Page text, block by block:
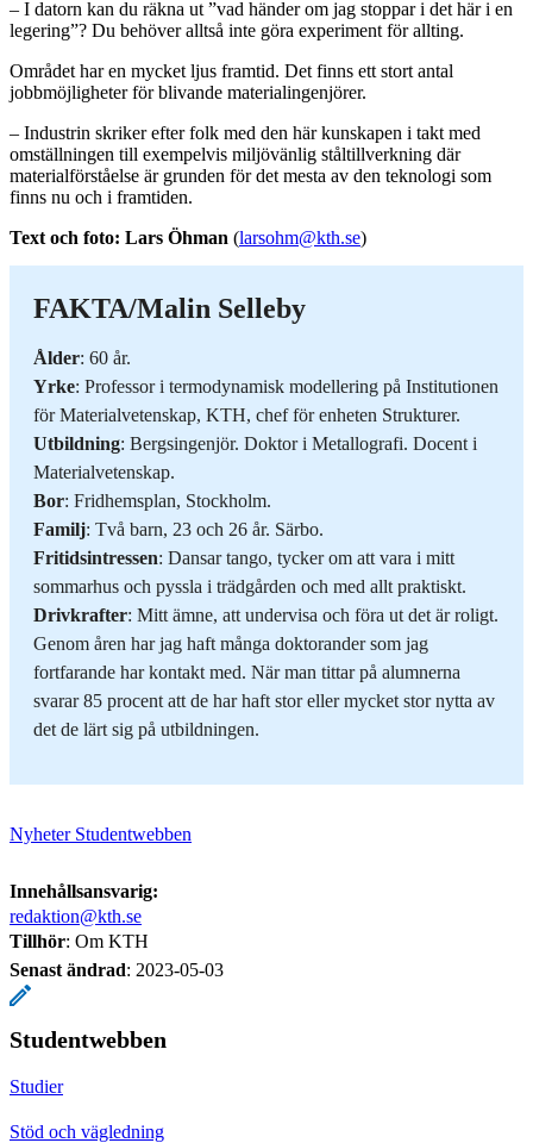
– I datorn kan du räkna ut ”vad händer om jag stoppar i det här i en
legering”? Du behöver alltså inte göra experiment för allting.
Området har en mycket ljus framtid. Det finns ett stort antal
jobbmöjligheter för blivande materialingenjörer.
– Industrin skriker efter folk med den här kunskapen i takt med
omställningen till exempelvis miljövänlig ståltillverkning där
materialförståelse är grunden för det mesta av den teknologi som
finns nu och i framtiden.
Text och foto: Lars Öhman (larsohm@kth.se)
FAKTA/Malin Selleby
Ålder: 60 år.
Yrke: Professor i termodynamisk modellering på Institutionen
för Materialvetenskap, KTH, chef för enheten Strukturer.
Utbildning: Bergsingenjör. Doktor i Metallografi. Docent i
Materialvetenskap.
Bor: Fridhemsplan, Stockholm.
Familj: Två barn, 23 och 26 år. Särbo.
Fritidsintressen: Dansar tango, tycker om att vara i mitt
sommarhus och pyssla i trädgården och med allt praktiskt.
Drivkrafter: Mitt ämne, att undervisa och föra ut det är roligt.
Genom åren har jag haft många doktorander som jag
fortfarande har kontakt med. När man tittar på alumnerna
svarar 85 procent att de har haft stor eller mycket stor nytta av
det de lärt sig på utbildningen.
Nyheter Studentwebben
Innehållsansvarig:
redaktion@kth.se
Tillhör: Om KTH
Senast ändrad: 2023-05-03
Studentwebben
Studier
Stöd och vägledning